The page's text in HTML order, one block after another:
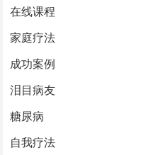
在线课程
家庭疗法
成功案例
泪目病友
糖尿病
自我疗法